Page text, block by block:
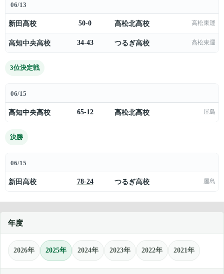
06/13
新田高校 50-0 高松北高校 高松東運
高知中央高校 34-43 つるぎ高校 高松東運
3位決定戦
06/15
高知中央高校 65-12 高松北高校 屋島
決勝
06/15
新田高校 78-24 つるぎ高校 屋島
年度
2026年 2025年 2024年 2023年 2022年 2021年